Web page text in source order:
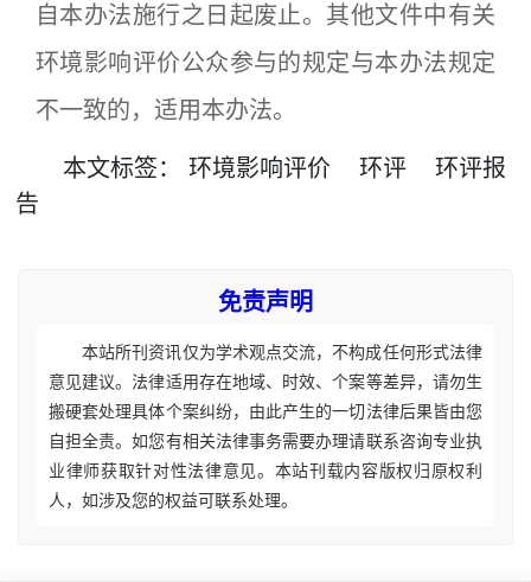
自本办法施行之日起废止。其他文件中有关
环境影响评价公众参与的规定与本办法规定
不一致的，适用本办法。
本文标签： 环境影响评价 环评
环评报
告
免责声明
本站所刊资讯仅为学术观点交流，不构成任何形式法律
意见建议。法律适用存在地域、时效、个案等差异，请勿生
搬硬套处理具体个案纠纷，由此产生的一切法律后果皆由您
自担全责。如您有相关法律事务需要办理请联系咨询专业执
业律师获取针对性法律意见。本站刊载内容版权归原权利
人，如涉及您的权益可联系处理。